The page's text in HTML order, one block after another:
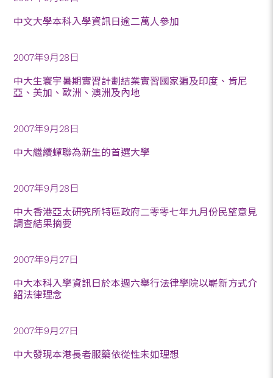
中文大學本科入學資訊日逾二萬人參加
2007年9月28日
中大生寰宇暑期實習計劃結業實習國家遍及印度、肯尼
亞、美加、歐洲、澳洲及內地
2007年9月28日
中大繼續蟬聯為新生的首選大學
2007年9月28日
中大香港亞太研究所特區政府二零零七年九月份民望意見
調查結果摘要
2007年9月27日
中大本科入學資訊日於本週六舉行法律學院以嶄新方式介
紹法律理念
2007年9月27日
中大發現本港長者服藥依從性未如理想